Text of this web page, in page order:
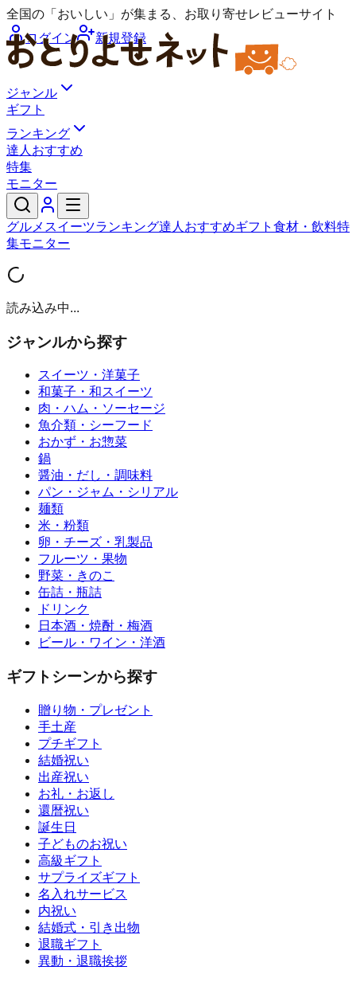
全国の「おいしい」が集まる、お取り寄せレビューサイト
ログイン
新規登録
ジャンル
ギフト
ランキング
達人おすすめ
特集
モニター
グルメ スイーツランキング達人おすすめギフト 食材・飲料特
集モニター
読み込み中...
ジャンルから探す
スイーツ・洋菓子
和菓子・和スイーツ
肉・ハム・ソーセージ
魚介類・シーフード
おかず・お惣菜
鍋
醤油・だし・調味料
パン・ジャム・シリアル
麺類
米・粉類
卵・チーズ・乳製品
フルーツ・果物
野菜・きのこ
缶詰・瓶詰
ドリンク
日本酒・焼酎・梅酒
ビール・ワイン・洋酒
ギフトシーンから探す
贈り物・プレゼント
手土産
プチギフト
結婚祝い
出産祝い
お礼・お返し
還暦祝い
誕生日
子どものお祝い
高級ギフト
サプライズギフト
名入れサービス
内祝い
結婚式・引き出物
退職ギフト
異動・退職挨拶